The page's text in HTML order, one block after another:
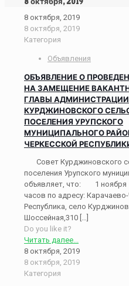
8 октября, 2019
8 октября, 2019
Категория
Объявления
ОБЪЯВЛЕНИЕ О
НА ЗАМЕЩЕНИЕ
ГЛАВЫ АДМИНИСТРАЦИИ
КУРДЖИНОВСКОГО
ПОСЕЛЕНИЯ УРУПСКОГО
МУНИЦИПАЛЬНОГО
ЧЕРКЕССКОЙ
Совет Курджиновского
поселения Урупского
объявляет, что: 1 ноября
часов по адресу:
Республика, село
Шоссейная,310 […]
Do you like it?
Читать далее...
8 октября, 2019
8 октября, 2019
Категория